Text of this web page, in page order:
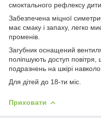
смоктального рефлексу
Забезпечена міцної
має смаку і запаху, легко
променів.
Загубник оснащений
поліпшують доступ
подразнень на шкірі навколо
Для дітей до 18-ти міс.
Приховати